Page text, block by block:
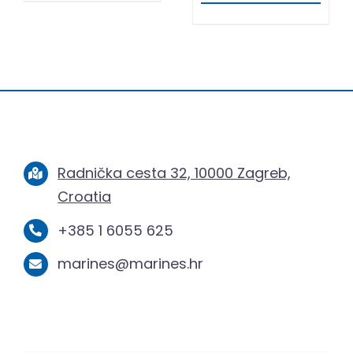
Radnička cesta 32, 10000 Zagreb,
Croatia
+385 1 6055 625
marines@marines.hr